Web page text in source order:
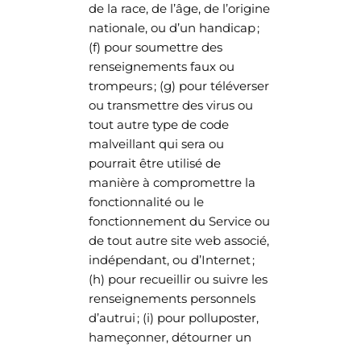
de la race, de l’âge, de l’origine
nationale, ou d’un handicap ;
(f) pour soumettre des
renseignements faux ou
trompeurs ; (g) pour téléverser
ou transmettre des virus ou
tout autre type de code
malveillant qui sera ou
pourrait être utilisé de
manière à compromettre la
fonctionnalité ou le
fonctionnement du Service ou
de tout autre site web associé,
indépendant, ou d’Internet ;
(h) pour recueillir ou suivre les
renseignements personnels
d’autrui ; (i) pour polluposter,
hameçonner, détourner un